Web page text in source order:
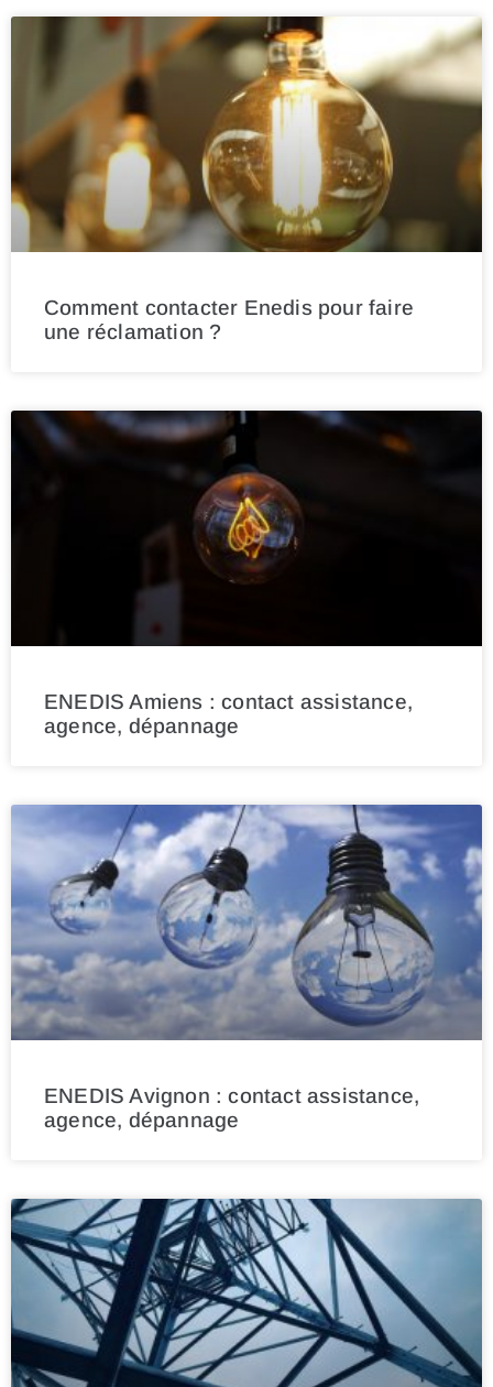
Comment contacter Enedis pour faire
une réclamation ?
ENEDIS Amiens : contact assistance,
agence, dépannage
ENEDIS Avignon : contact assistance,
agence, dépannage